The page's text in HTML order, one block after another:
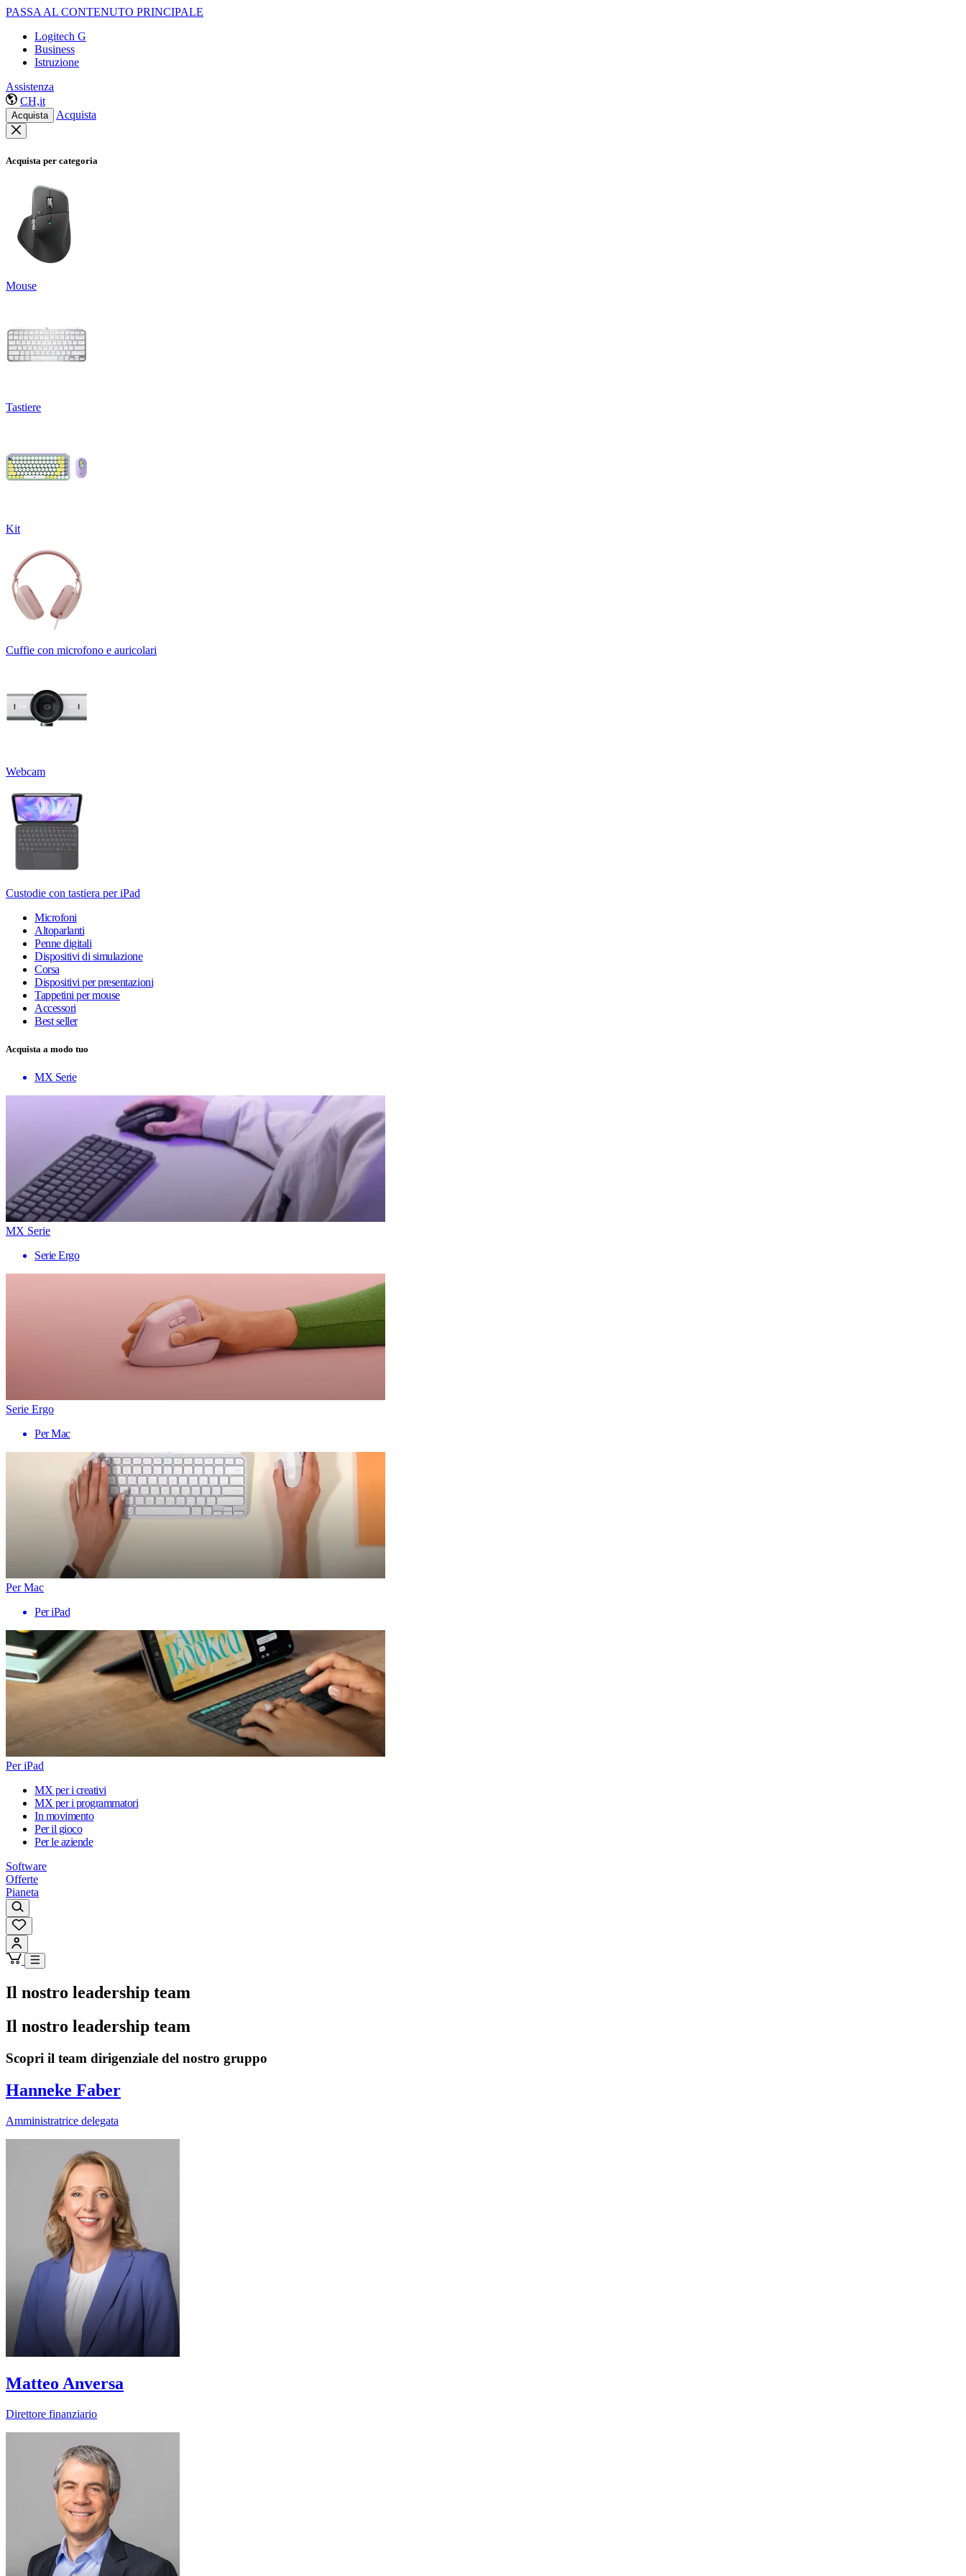
PASSA AL CONTENUTO PRINCIPALE
Logitech G
Business
Istruzione
Assistenza
CH,it
Acquista Acquista
Acquista per categoria
Mouse
Tastiere
Kit
Cuffie con microfono e auricolari
Webcam
Custodie con tastiera per iPad
Microfoni
Altoparlanti
Penne digitali
Dispositivi di simulazione
Corsa
Dispositivi per presentazioni
Tappetini per mouse
Accessori
Best seller
Acquista a modo tuo
MX Serie
MX Serie
Serie Ergo
Serie Ergo
Per Mac
Per Mac
Per iPad
Per iPad
MX per i creativi
MX per i programmatori
In movimento
Per il gioco
Per le aziende
Software
Offerte
Pianeta
Il nostro leadership team
Il nostro leadership team
Scopri il team dirigenziale del nostro gruppo
Hanneke Faber
Amministratrice delegata
Matteo Anversa
Direttore finanziario